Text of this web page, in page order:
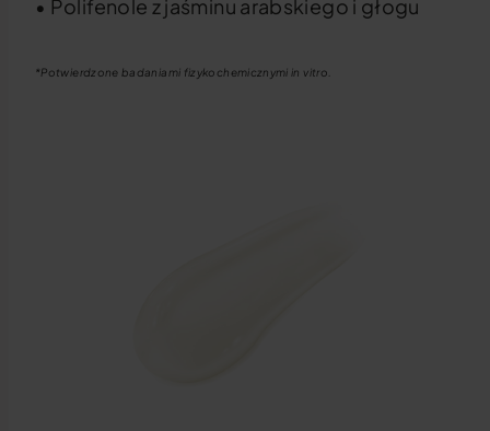
• Polifenole z jaśminu arabskiego i głogu
*Potwierdzone badaniami fizykochemicznymi in vitro.